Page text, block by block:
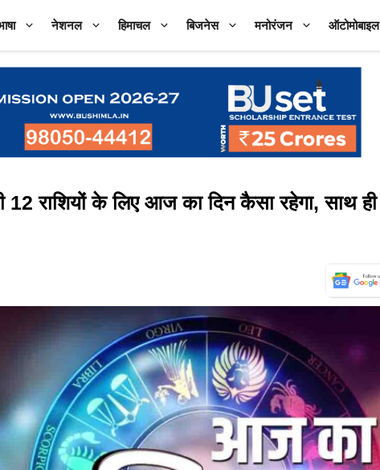
नेशनल हिमाचल बिजनेस मनोरंजन ऑटोमोबाइल
राशियों के लिए आज का दिन कैसा रहेगा, साथ ही